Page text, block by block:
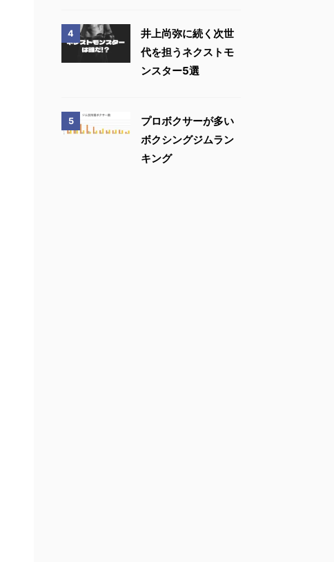
4
井上尚弥に続く次世
代を担うネクストモ
ンスター5選
5
プロボクサーが多い
ボクシングジムラン
キング